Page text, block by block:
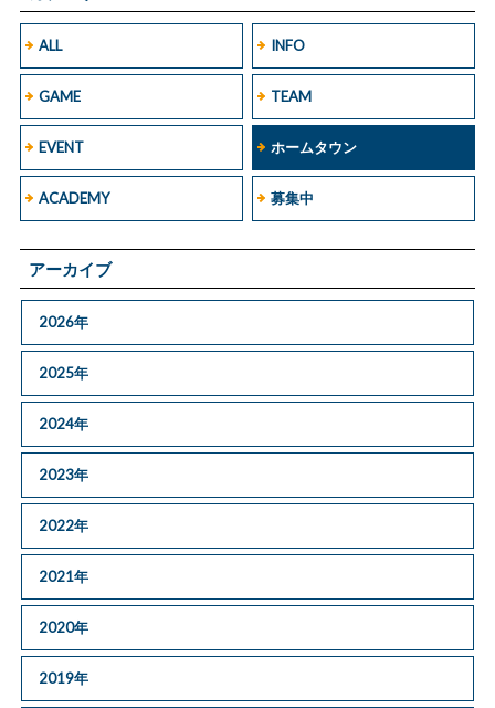
ALL INFO
GAME TEAM
EVENT ホームタウン
ACADEMY 募集中
アーカイブ
2026年
2025年
2024年
2023年
2022年
2021年
2020年
2019年